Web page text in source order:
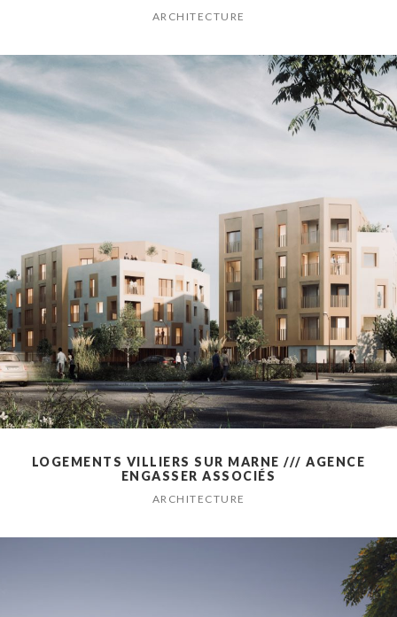
ARCHITECTURE
LOGEMENTS VILLIERS SUR MARNE /// AGENCE
ENGASSER ASSOCIÉS
ARCHITECTURE